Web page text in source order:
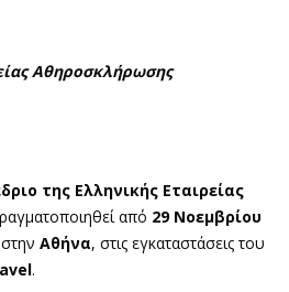
Αθηροσκλήρωσης
της Ελληνικής Εταιρείας
από 29 Νοεμβρίου
στην Αθήνα, στις εγκαταστάσεις του
.